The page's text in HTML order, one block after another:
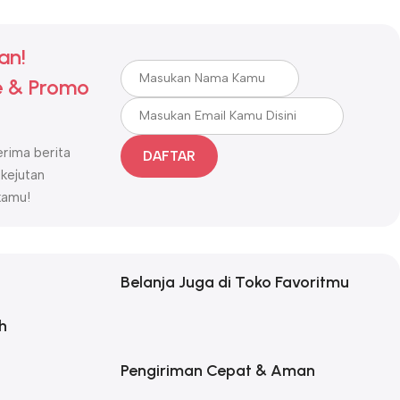
Promo
berita
DAFTAR
Belanja Juga di Toko Favoritmu
Pengiriman Cepat & Aman